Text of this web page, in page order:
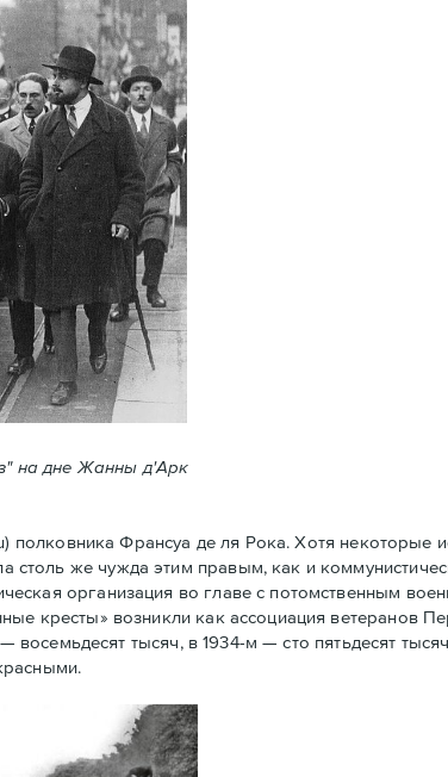
на дне Жанны д'Арк
Франсуа де ля Рока. Хотя некоторые
же чужда этим правым, как и
организация во главе с потомственным
кресты» возникли как ассоциация ветеранов
тысяч, в 1934-м — сто пятьдесят